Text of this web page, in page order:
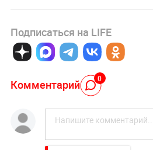
Подписаться на LIFE
Комментарий 0